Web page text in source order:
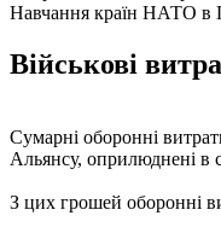
Навчання країн НАТО в
Військові
Сумарні оборонні
Альянсу, оприлюднені в
З цих грошей оборонні